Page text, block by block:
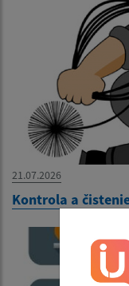
21.07.2026
Kontrola a